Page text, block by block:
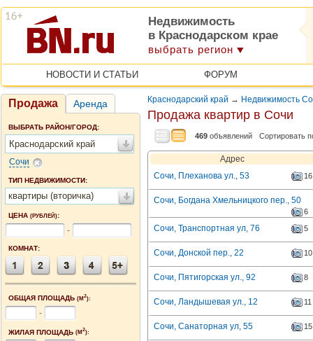
Недвижимость
в Краснодарском крае
выбрать регион
НОВОСТИ И СТАТЬИ ФОРУМ
Продажа Аренда
ВЫБРАТЬ РАЙОН/ГОРОД:
Краснодарский край
Сочи
ТИП НЕДВИЖИМОСТИ:
квартиры (вторичка)
ЦЕНА (РУБЛЕЙ):
-
КОМНАТ:
ОБЩАЯ ПЛОЩАДЬ (М2):
-
ЖИЛАЯ ПЛОЩАДЬ (М2):
Краснодарский край → Недвижимость
Продажа квартир в Сочи
469 объявлений Сортировать
Адрес
Сочи, Плеханова ул., 53
16
Сочи, Богдана Хмельницкого пер., 50
6
Сочи, Транспортная ул, 76 5
Сочи, Донской пер., 22 10
Сочи, Пятигорская ул., 92 8
Сочи, Ландышевая ул., 12 11
Сочи, Санаторная ул, 55 15